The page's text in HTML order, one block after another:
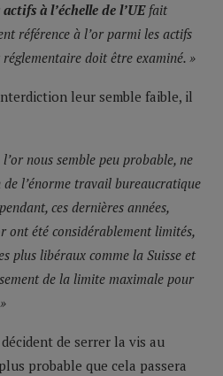
à l’échelle de l’UEfait
référence à l’or parmi les actifs
doit être examiné. »
leur semble faible, il
nous semble peu probable, ne
de l’énorme travail bureaucratique
ces dernières années,
ont été considérablement limités,
plus libéraux comme la Suisse et
de la limite maximale pour
de serrer la vis au
probable que cela passera